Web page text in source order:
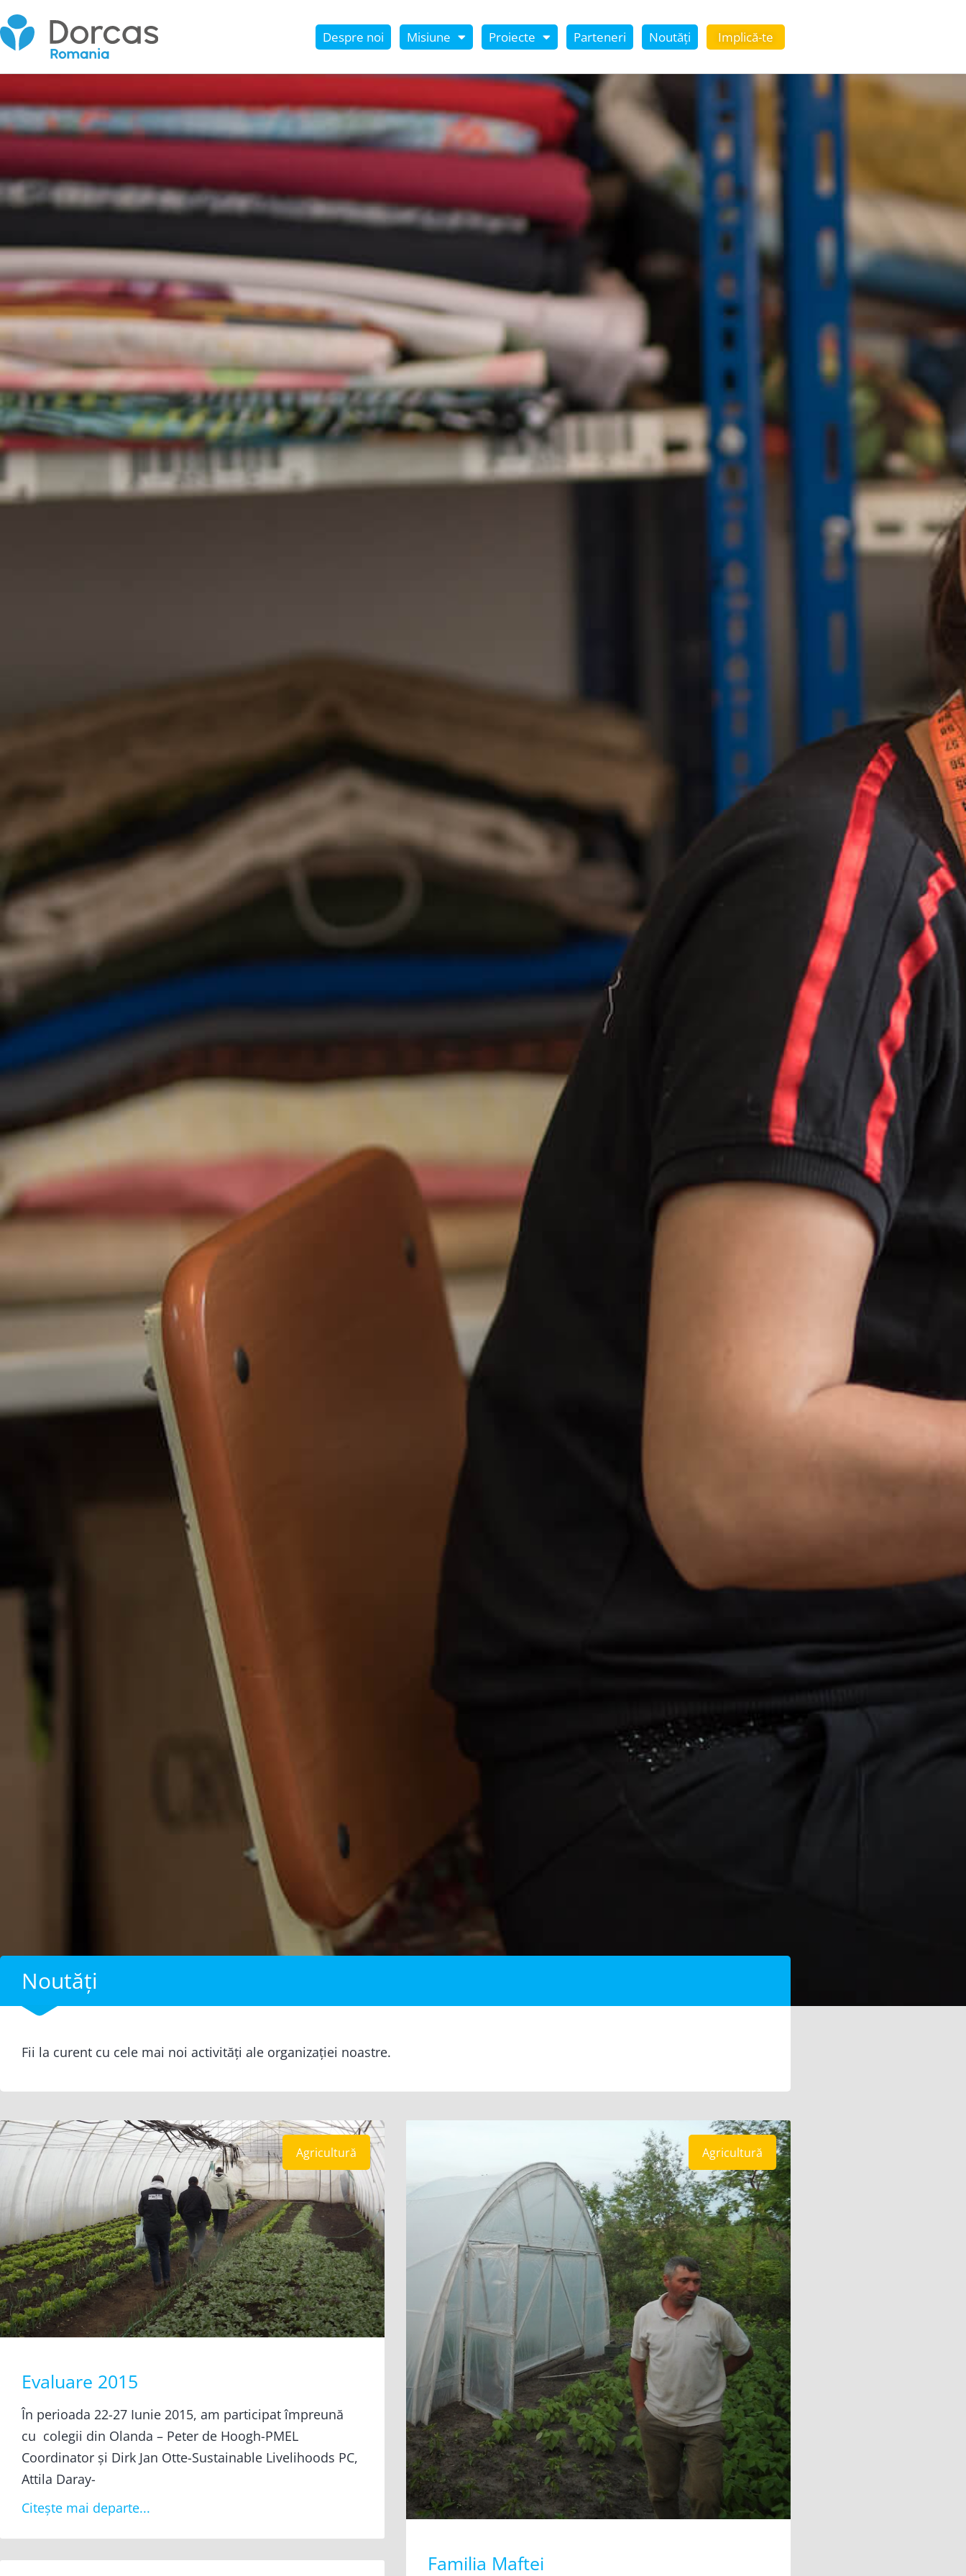
Despre noi Misiune Proiecte Parteneri Noutăți Implică-te
Noutăți
Fii la curent cu cele mai noi activități ale organizației noastre.
Agricultură
Evaluare 2015
În perioada 22-27 Iunie 2015, am participat împreună
cu colegii din Olanda – Peter de Hoogh-PMEL
Coordinator și Dirk Jan Otte-Sustainable Livelihoods PC,
Attila Daray-
Citește mai departe...
Agricultură
Familia Maftei